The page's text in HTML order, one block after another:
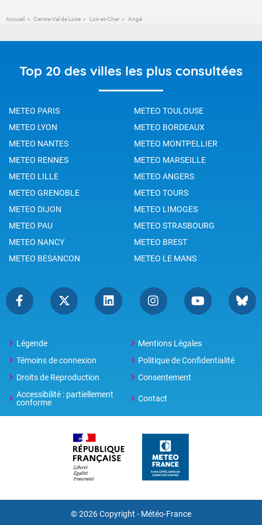
Accueil Centre-Val de Loire Loir-et-Cher Angé
Top 20 des villes les plus consultées
METEO PARIS
METEO TOULOUSE
METEO LYON
METEO BORDEAUX
METEO NANTES
METEO MONTPELLIER
METEO RENNES
METEO MARSEILLE
METEO LILLE
METEO ANGERS
METEO GRENOBLE
METEO TOURS
METEO DIJON
METEO LIMOGES
METEO PAU
METEO STRASBOURG
METEO NANCY
METEO BREST
METEO BESANCON
METEO LE MANS
Légende
Mentions Légales
Témoins de connexion
Politique de Confidentialité
Droits de Reproduction
Consentement
Accessibilité : partiellement
conforme
Contact
© 2026 Copyright - Météo-France